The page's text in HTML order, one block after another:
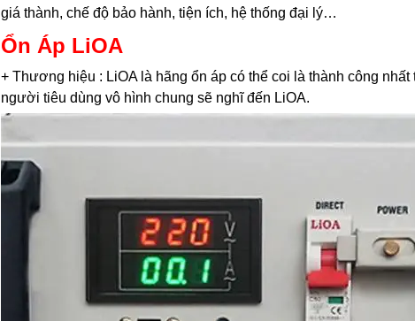
giá thành, chế độ bảo hành, tiện ích, hệ thống đại lý…
Ổn Áp LiOA
+ Thương hiệu : LiOA là hãng ổn áp có thể coi là thành công
người tiêu dùng vô hình chung sẽ nghĩ đến LiOA.